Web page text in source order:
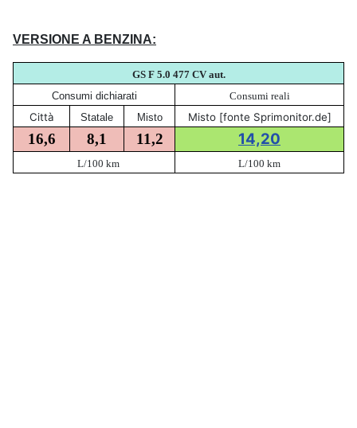
VERSIONE A BENZINA:
GS F 5.0 477CV aut.
Consumi dichiarati
Consumi reali
Città Statale Misto Misto [fonte Sprimonitor.de]
16,6 8,1 11,2 14,20
L/100 km L/100 km